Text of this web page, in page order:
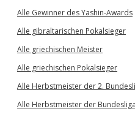
Alle Gewinner des Yashin-Awards
Alle gibraltarischen Pokalsieger
Alle griechischen Meister
Alle griechischen Pokalsieger
Alle Herbstmeister der 2.
Alle Herbstmeister der Bundesliga